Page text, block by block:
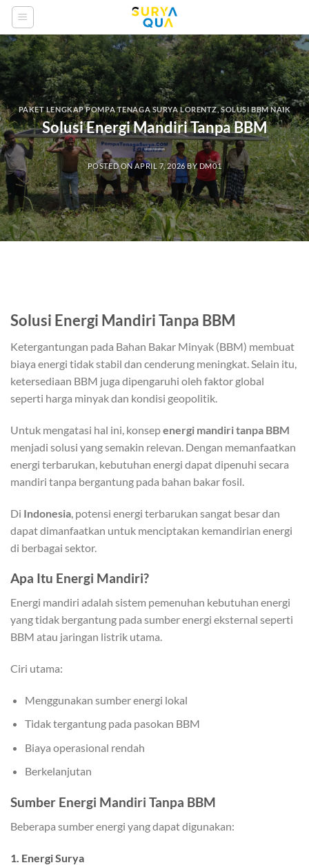
Skip
content
PAKET LENGKAP POMPA TENAGA SURYA LORENTZ,SOLUSI BBM NAIK
Solusi Energi Mandiri Tanpa BBM
POSTED ONAPRIL 7, 2026BYDM01
Solusi Energi Mandiri Tanpa BBM
Ketergantungan pada Bahan Bakar Minyak (BBM) membuat
biaya energi tidak stabil dan cenderung meningkat. Selain itu,
ketersediaan BBM juga dipengaruhi oleh faktor global
seperti harga minyak dan kondisi geopolitik.
Untuk mengatasi hal ini, konsepenergi mandiri tanpa BBM
menjadi solusi yang semakin relevan. Dengan memanfaatkan
energi terbarukan, kebutuhan energi dapat dipenuhi secara
mandiri tanpa bergantung pada bahan bakar fosil.
Di Indonesia , potensi energi terbarukan sangat besar dan
dapat dimanfaatkan untuk menciptakan kemandirian energi
di berbagai sektor.
Apa Itu Energi Mandiri?
Energi mandiri adalah sistem pemenuhan kebutuhan energi
yang tidak bergantung pada sumber energi eksternal seperti
BBM atau jaringan listrik utama.
Ciri utama:
Menggunakan sumber energi lokal
Tidak tergantung pada pasokan BBM
Biaya operasional rendah
Berkelanjutan
Sumber Energi Mandiri Tanpa BBM
Beberapa sumber energi yang dapat digunakan:
1. Energi Surya